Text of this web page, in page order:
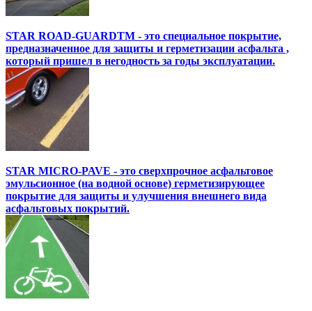
STAR ROAD-GUARDTM - это специальное покрытие,
предназначенное для защиты и герметизации асфальта ,
который пришел в негодность за годы эксплуатации.
STAR MICRO-PAVE - это сверхпрочное асфальтовое
эмульсионное (на водной основе) герметизирующее
покрытие для защиты и улучшения внешнего вида
асфальтовых покрытий.